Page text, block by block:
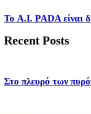
Το A.I. PADA είναι
Recent Posts
Στο πλευρό των